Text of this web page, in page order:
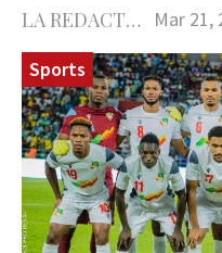
LA REDACTION Mar 21,
Sports